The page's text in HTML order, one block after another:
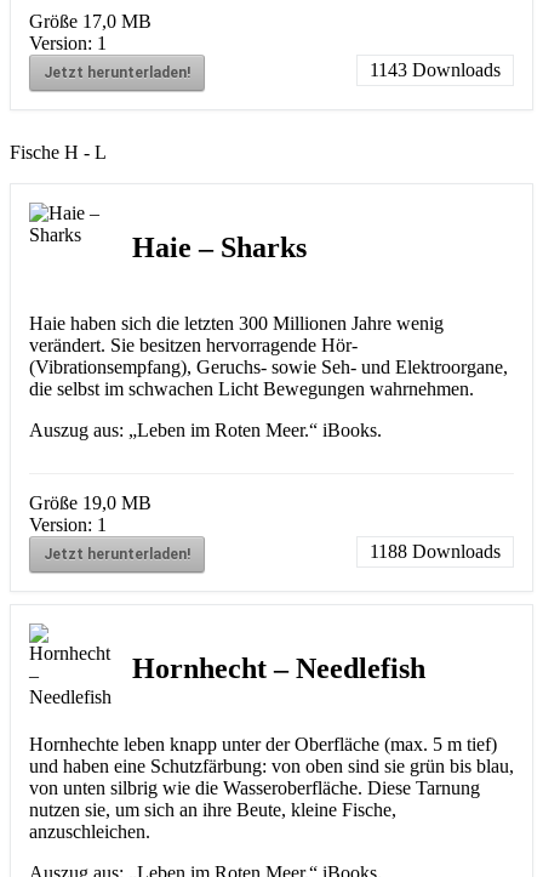
Größe 17,0 MB
Version: 1
Jetzt herunterladen! 1143 Downloads
Fische H - L
Haie – Sharks
Haie haben sich die letzten 300 Millionen Jahre wenig
verändert. Sie besitzen hervorragende Hör-
(Vibrationsempfang), Geruchs- sowie Seh- und Elektroorgane,
die selbst im schwachen Licht Bewegungen wahrnehmen.
Auszug aus: „Leben im Roten Meer.“ iBooks.
Größe 19,0 MB
Version: 1
Jetzt herunterladen! 1188 Downloads
Hornhecht – Needlefish
Hornhechte leben knapp unter der Oberfläche (max. 5 m tief)
und haben eine Schutzfärbung: von oben sind sie grün bis blau,
von unten silbrig wie die Wasseroberfläche. Diese Tarnung
nutzen sie, um sich an ihre Beute, kleine Fische,
anzuschleichen.